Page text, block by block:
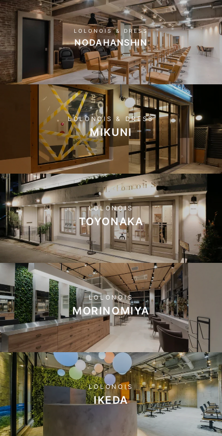
LOLONOIS & DRESS
NODAHANSHIN
LOLONOIS & DRESS
MIKUNI
LOLONOIS
TOYONAKA
LOLONOIS
MORINOMIYA
LOLONOIS
IKEDA